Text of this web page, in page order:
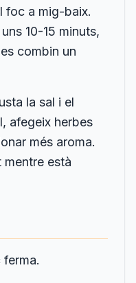
foc a mig-baix.
10-15 minuts,
combin un
la sal i el
afegeix herbes
més aroma.
mentre està